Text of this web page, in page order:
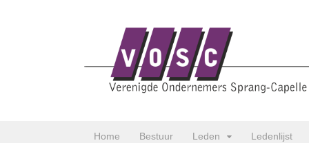
Home Bestuur Leden Ledenlijst